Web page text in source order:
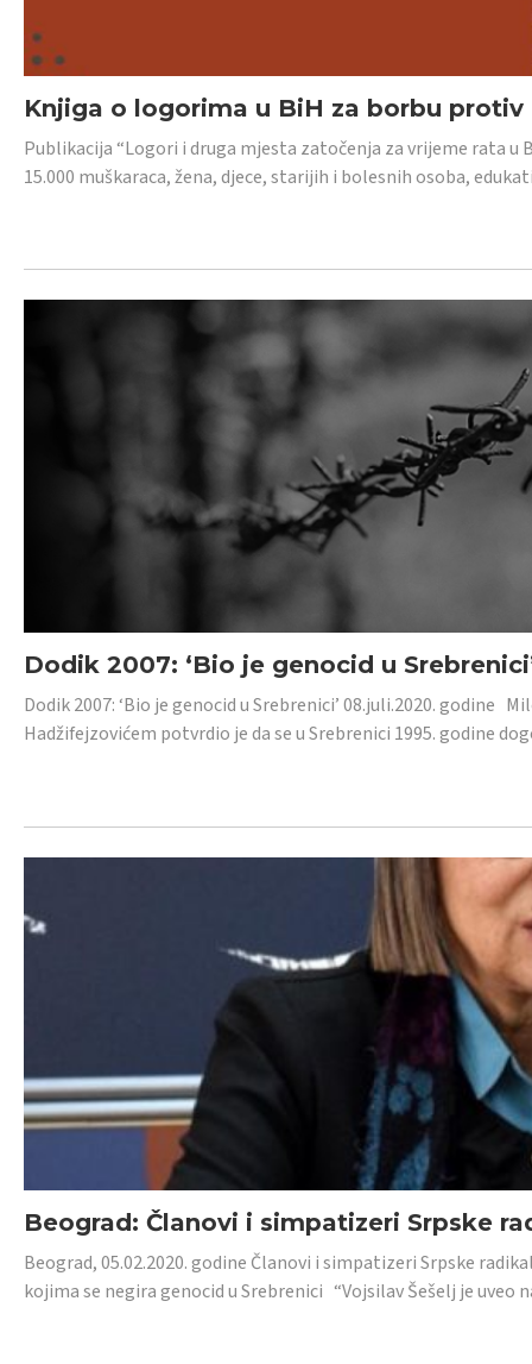
Knjiga o logorima u BiH za borbu
Publikacija “Logori i druga mjesta zatočenja za vrijeme rata u
15.000 muškaraca, žena, djece, starijih i bolesnih osoba,
Dodik 2007: ‘Bio je genocid u
Dodik 2007: ‘Bio je genocid u Srebrenici’ 08.juli.2020. godine
Hadžifejzovićem potvrdio je da se u Srebrenici 1995. godine
Beograd: Članovi i simpatizeri Srpske
Beograd, 05.02.2020. godine Članovi i simpatizeri Srpske
kojima se negira genocid u Srebrenici “Vojsilav Šešelj je uveo